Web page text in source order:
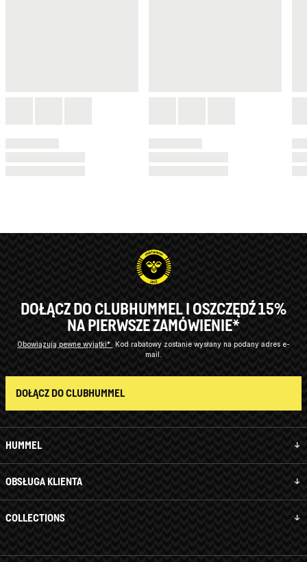
HUMMEL
OBSŁUGA KLIENTA
COLLECTIONS
DOŁĄCZ DO CLUBHUMMEL I OSZCZĘDŹ 15%
NA PIERWSZE ZAMÓWIENIE*
Obowiązują pewne wyjątki*
Kod rabatowy zostanie wysłany na podany adres e-
mail.
DOŁĄCZ DO CLUBHUMMEL